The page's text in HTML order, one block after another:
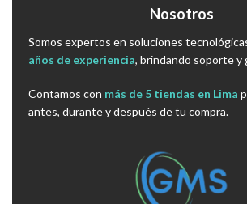
Nosotros
Somos expertos en soluciones
años de experiencia, brindando soporte y
Contamos con más de 5 tiendas en Lima
antes, durante y después de tu compra.